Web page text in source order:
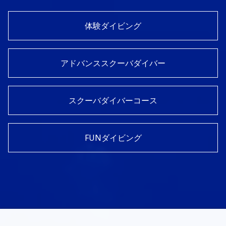
体験ダイビング
アドバンススクーバダイバー
スクーバダイバーコース
FUNダイビング